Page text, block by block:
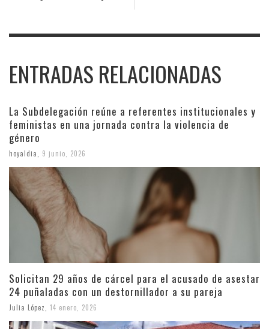
ENTRADAS RELACIONADAS
La Subdelegación reúne a referentes institucionales y
feministas en una jornada contra la violencia de
género
hoyaldia 9 junio, 2026
Solicitan 29 años de cárcel para el acusado de asestar
24 puñaladas con un destornillador a su pareja
Julia López 14 enero, 2026